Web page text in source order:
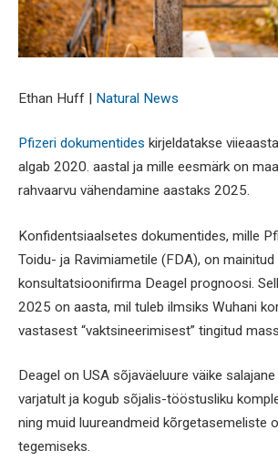
Ethan Huff | Natural News
Pfizeri dokumentides kirjeldatakse
algab 2020. aastal ja mille eesmärk on
rahvaarvu vähendamine aastaks 2025.
Konfidentsiaalsetes dokumentides, mille
Toidu- ja Ravimiametile (FDA), on
konsultatsioonifirma Deagel prognoosi.
2025 on aasta, mil tuleb ilmsiks Wuhani
vastasest “vaktsineerimisest” tingitud
Deagel on USA sõjaväeluure väike
varjatult ja kogub sõjalis-tööstusliku
ning muid luureandmeid kõrgetasemeliste
tegemiseks.